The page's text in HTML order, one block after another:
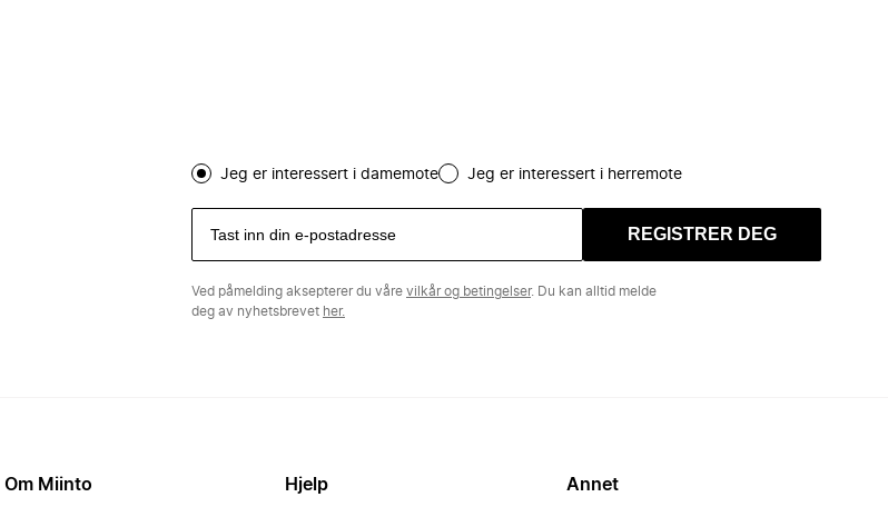
Jeg er interessert i damemote Jeg er interessert i herremote
REGISTRER DEG
Ved påmelding aksepterer du våre vilkår og betingelser. Du kan alltid melde
deg av nyhetsbrevet her.
Om Miinto Hjelp Annet